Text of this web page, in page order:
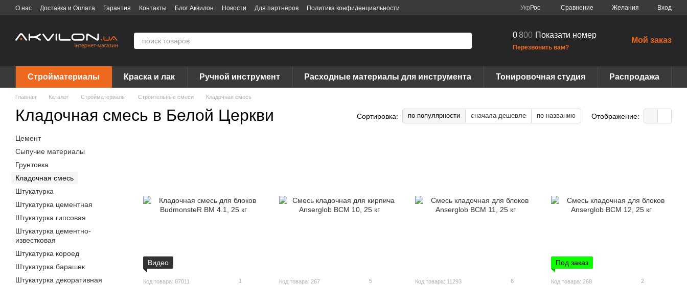
Перейти к основному контенту
О нас Доставка и Оплата Гарантия Контакты Блог Аквилон Новости Для партнеров
Политика конфиденциальности
Укр Рос Сравнение Желания Вход
0800 Показати номер
Перезвонить вам?
Мой заказ
Стройматериалы Краска и лак Ручной инструмент Расходные материалы для инструмента Тонировочная студия Распродажа
Главная Каталог Стройматериалы Строительные смеси Кладочная смесь
Кладочная смесь в Белой Церкви Сортировка: по популярности сначала дешевле по названию Отображение:
Видео
Код товара: 87011 1 Код товара: 267 5 Код товара: 11293 6
Под заказ
Код товара: 268 2
Цемент
Сыпучие материалы
Грунтовка
Кладочная смесь
Штукатурка
Штукатурка цементная
Штукатурка гипсовая
Штукатурка цементно-
известковая
Штукатурка короед
Штукатурка барашек
Штукатурка декоративная